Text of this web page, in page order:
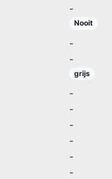
-
Nooit
-
-
grijs
-
-
-
-
-
-